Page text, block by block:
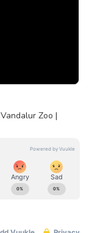
Zoo |